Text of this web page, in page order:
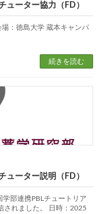
ューター協力（FD）
：徳島大学 蔵本キャンパ
続きを読む
ューター説明（FD）
部連携PBLチュートリア
されました。 日時：2025